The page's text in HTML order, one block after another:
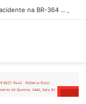
Motociclista que morreu em grave acidente na BR-364 é identificado; família procurava por ele antes de receber a notícia da tragédia